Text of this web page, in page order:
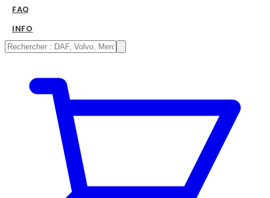
FAQ
INFO